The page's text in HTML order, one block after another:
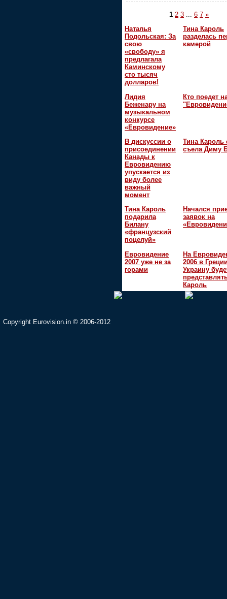
1 2 3 ... 6 7 »
Наталья
Подольская: За
свою
«свободу» я
предлагала
Каминскому
сто тысяч
долларов!
Тина Кароль
разделась
камерой
Лидия
Беженару на
музыкальном
конкурсе
«Евровидение»
Кто поедет
В дискуссии о
присоединении
Канады к
Евровидению
упускается из
виду более
важный
момент
Тина Кароль
съела Диму
Тина Кароль
подарила
Билану
«французский
поцелуй»
Начался
заявок на
Евровидение
2007 уже не за
горами
На
2006 в
Украину
Кароль
Copyright Eurovision.in © 2006-2012